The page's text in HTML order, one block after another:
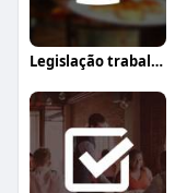
Legislação trabalhista